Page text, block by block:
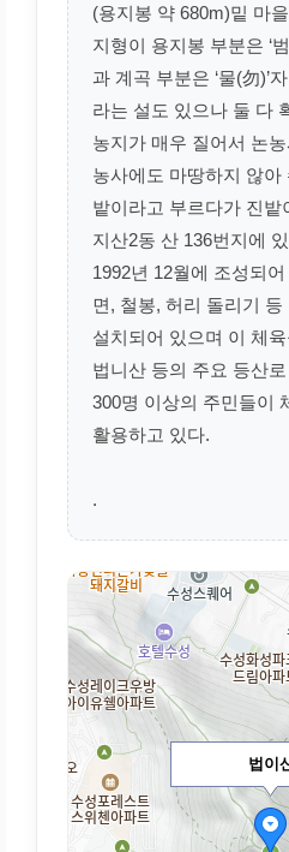
(용지봉 약 680m)밑 마
지형이 용지봉 부분은 ‘
과 계곡 부분은 ‘물(勿)’
라는 설도 있으나 둘 다
농지가 매우 질어서 논
농사에도 마땅하지 않아
밭이라고 부르다가 진밭
지산2동 산 136번지에
1992년 12월에 조성되
면, 철봉, 허리 돌리기 등
설치되어 있으며 이 체
법니산 등의 주요 등산
300명 이상의 주민들이
활용하고 있다.
.
법이